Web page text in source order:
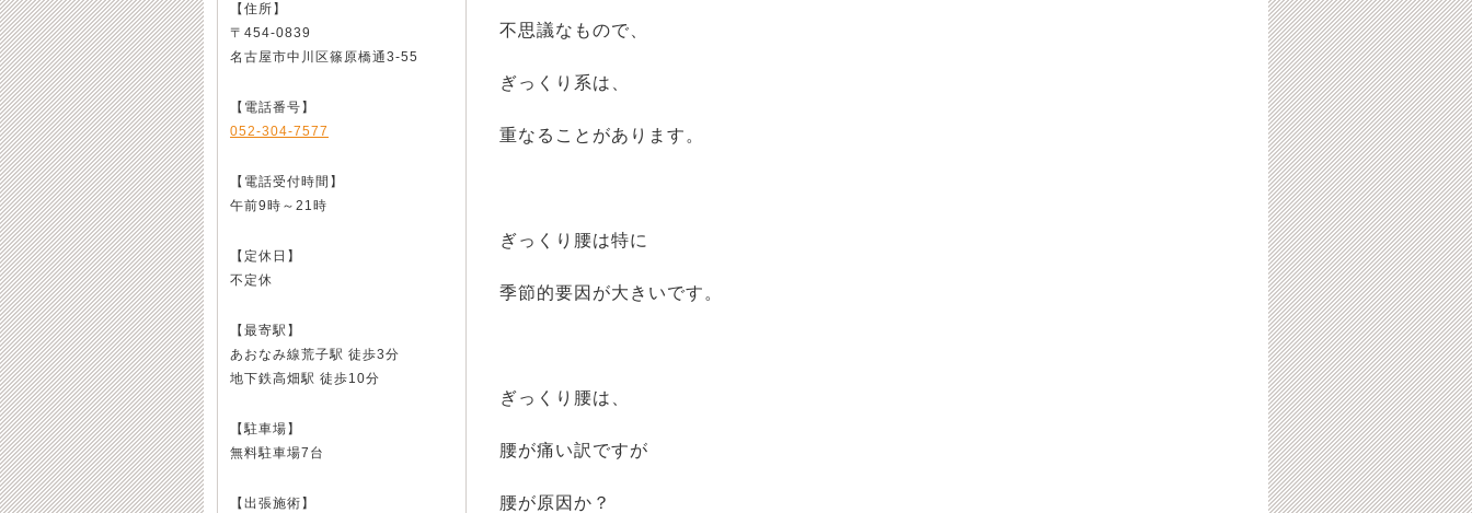
不思議なもので、
ぎっくり系は、
重なることがあります。
ぎっくり腰は特に
季節的要因が大きいです。
ぎっくり腰は、
腰が痛い訳ですが
腰が原因か？
【住所】
〒454-0839
名古屋市中川区篠原橋通3-55
【電話番号】
052-304-7577
【電話受付時間】
午前9時～21時
【定休日】
不定休
【最寄駅】
あおなみ線荒子駅 徒歩3分
地下鉄高畑駅 徒歩10分
【駐車場】
無料駐車場7台
【出張施術】